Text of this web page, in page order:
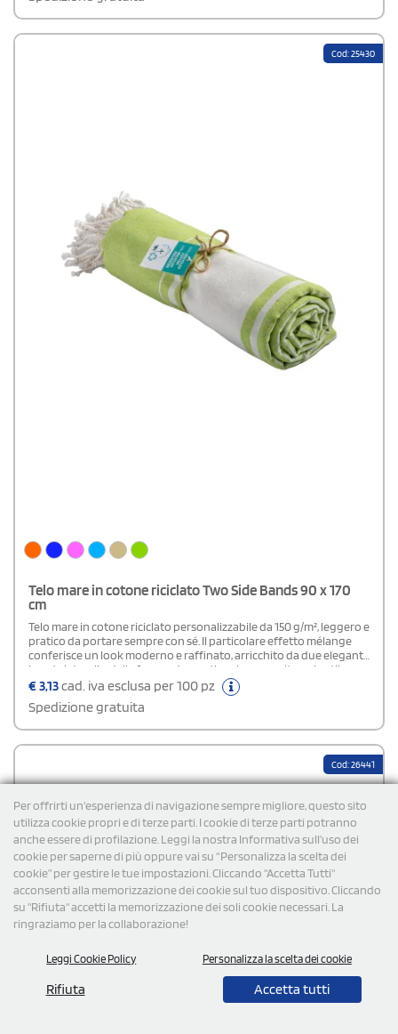
Per offrirti un'esperienza di navigazione sempre migliore, questo sito
utilizza cookie propri e di terze parti. I cookie di terze parti potranno
anche essere di profilazione. Leggi la nostra Informativa sull’uso dei
cookie per saperne di più oppure vai su “Personalizza la scelta dei
cookie” per gestire le tue impostazioni. Cliccando "Accetta Tutti"
acconsenti alla memorizzazione dei cookie sul tuo dispositivo. Cliccando
su "Rifiuta" accetti la memorizzazione dei soli cookie necessari. La
ringraziamo per la collaborazione!
Leggi Cookie Policy Personalizza la scelta dei cookie
Rifiuta Accetta tutti
Cod: 25430
Telo mare in cotone riciclato Two Side Bands 90 x 170
cm
Telo mare in cotone riciclato personalizzabile da 150 g/m², leggero e
pratico da portare sempre con sé. Il particolare effetto mélange
conferisce un look moderno e raffinato, arricchito da due eleganti
bande laterali e dalle frange decorative che ne esaltano lo stile.
Realizzato con materiali sostenibili e certificato GRS (Global
Recycled Standard), garantisce qualità e rispetto per l’ambiente.
Morbido al tatto e di rapida asciugatura, è perfetto per la spiaggia,
la piscina o il tempo libero.
€3,13cad. iva esclusa per 100 pz
Spedizione gratuita
Cod: 26441